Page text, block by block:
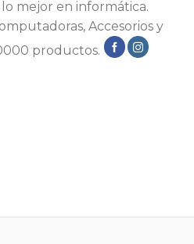
mejor en informática.
Accesorios y
productos.